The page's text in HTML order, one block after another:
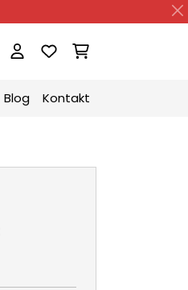
Blog Kontakt